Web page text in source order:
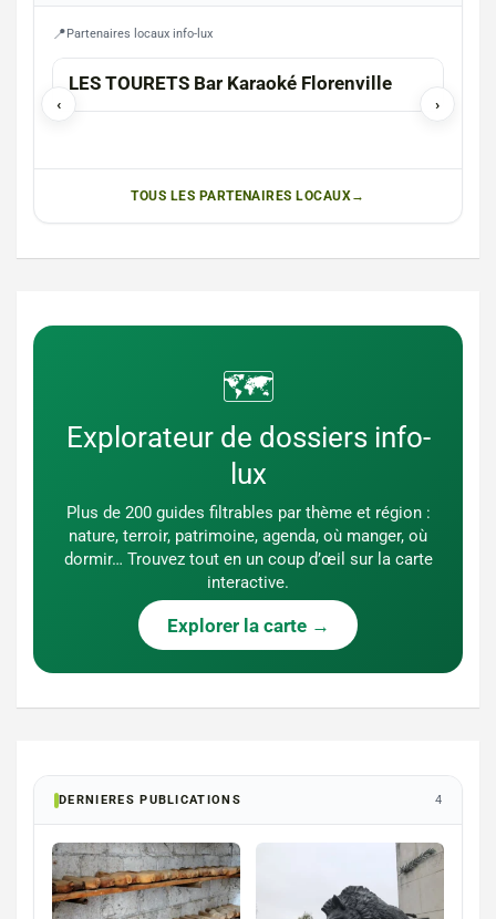
Partenaires locaux info-lux
‹ ›
FLORENVILLE
LES TOURETS Bar Karaoké Florenville
TOUS LES PARTENAIRES LOCAUX
🗺️
Explorateur de dossiers info-
lux
Plus de 200 guides filtrables par thème et région :
nature, terroir, patrimoine, agenda, où manger, où
dormir… Trouvez tout en un coup d’œil sur la carte
interactive.
Explorer la carte →
DERNIERES PUBLICATIONS 4